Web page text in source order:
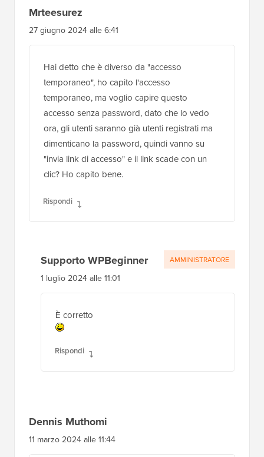
Mrteesurez
27 giugno 2024 alle 6:41
Hai detto che è diverso da "accesso
temporaneo", ho capito l'accesso
temporaneo, ma voglio capire questo
accesso senza password, dato che lo vedo
ora, gli utenti saranno già utenti registrati ma
dimenticano la password, quindi vanno su
"invia link di accesso" e il link scade con un
clic? Ho capito bene.
Rispondi
Supporto WPBeginner
1 luglio 2024 alle 11:01
È corretto
Rispondi
AMMINISTRATORE
Dennis Muthomi
11 marzo 2024 alle 11:44